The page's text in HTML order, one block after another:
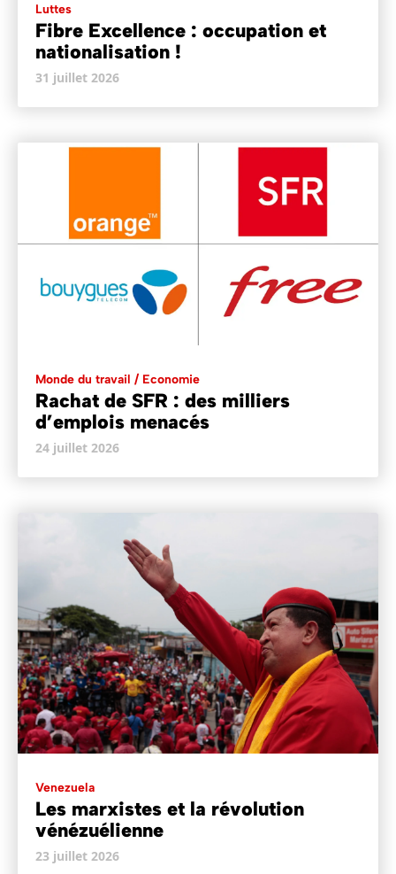
Luttes
Fibre Excellence : occupation et
nationalisation !
31 juillet 2026
Monde du travail / Economie
Rachat de SFR : des milliers
d’emplois menacés
24 juillet 2026
Venezuela
Les marxistes et la révolution
vénézuélienne
23 juillet 2026